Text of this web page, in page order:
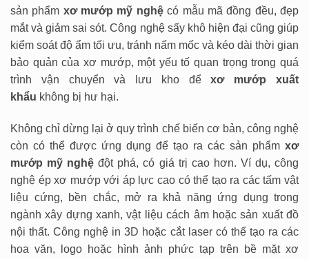
sản phẩm xơ mướp mỹ nghệcó mẫu mã đồng đều, đẹp
mắt và giảm sai sót. Công nghệ sấy khô hiện đại cũng giúp
kiểm soát độ ẩm tối ưu, tránh nấm mốc và kéo dài thời gian
bảo quản của xơ mướp, một yếu tố quan trọng trong quá
trình vận chuyển và lưu kho đểxơ mướp xuất
khẩu không bị hư hại.
Không chỉ dừng lại ở quy trình chế biến cơ bản, công nghệ
còn có thể được ứng dụng để tạo ra các sản phẩm xơ
mướp mỹ nghệ đột phá, có giá trị cao hơn. Ví dụ, công
nghệ ép xơ mướp với áp lực cao có thể tạo ra các tấm vật
liệu cứng, bền chắc, mở ra khả năng ứng dụng trong
ngành xây dựng xanh, vật liệu cách âm hoặc sản xuất đồ
nội thất. Công nghệ in 3D hoặc cắt laser có thể tạo ra các
hoa văn, logo hoặc hình ảnh phức tạp trên bề mặt xơ